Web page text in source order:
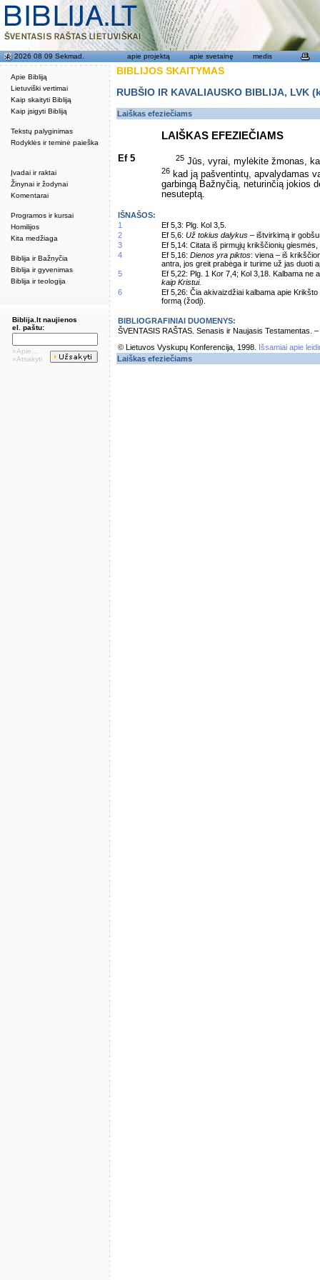
Apie Bibliją
Lietuviški vertimai
Kaip skaityti Bibliją
Kaip įsigyti Bibliją
Tekstų palyginimas
Rodyklės ir teminė paieška
Įvadai ir raktai
Žinynai ir žodynai
Komentarai
Programos ir kursai
Homilijos
Kita medžiaga
Biblija ir Bažnyčia
Biblija ir gyvenimas
Biblija ir teologija
2026 08 09 Sekmad. apie projektą apie svetainę medis
Biblija.lt naujienos
el. paštu:
»Apie...
»Atsakyti
BIBLIJOS SKAITYMAS
RUBŠIO IR KAVALIAUSKO BIBLIJA,
Laiškas efeziečiams
LAIŠKAS EFEZIEČIAMS
Ef 5 25 Jūs, vyrai, mylėkite žmonas,
26 kad ją pašventintų, apvalydamas
garbingą Bažnyčią, neturinčią jokios
nesuteptą.
IŠNAŠOS:
1
Ef 5,3: Plg. Kol 3,5.
2
Ef 5,6: Už tokius dalykus – ištvirkimą ir
3
Ef 5,14: Citata iš pirmųjų krikščionių
4
Ef 5,16: Dienos yra piktos: viena – iš
antra, jos greit prabėga ir turime už jas duoti
5
Ef 5,22: Plg. 1 Kor 7,4; Kol 3,18. Kalbama ne
kaip Kristui.
6
Ef 5,26: Čia akivaizdžiai kalbama apie
formą (žodį).
BIBLIOGRAFINIAI DUOMENYS:
ŠVENTASIS RAŠTAS. Senasis ir Naujasis Testamentas.
© Lietuvos Vyskupų Konferencija, 1998.
Išsamiai apie
Laiškas efeziečiams